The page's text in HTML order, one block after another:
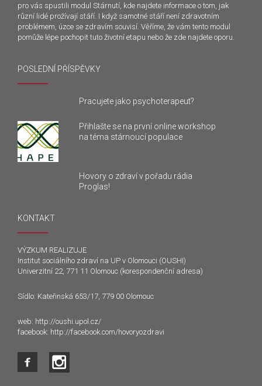
pro vás spustili modul Stárnutí, kde najdete informace o tom, jak
různí lidé prožívají stáří. I když samotné stáří není zdravotním
problémem, úzce se zdravím souvisí. Věříme, že vám tento modul
pomůže lépe pochopit tuto životní etapu nebo že zde najdete oporu.
POSLEDNÍ PŘÍSPĚVKY
Pracujete jako psychoterapeut?
Přihlašte se na první online workshop
na téma stárnoucí populace
Hovory o zdraví v pořadu rádia
Proglas!
KONTAKT
VÝZKUM REALIZUJE
Institut sociálního zdraví na UP v Olomouci (OUSHI)
Univerzitní 22, 771 11 Olomouc (korespondenční adresa)
Sídlo: Kateřinská 653/17, 779 00 Olomouc
web: http://oushi.upol.cz/
facebook: http://facebook.com/hovoryozdravi